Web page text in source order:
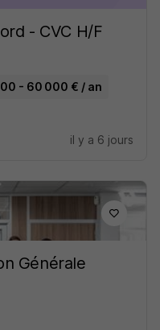
- CVC H/F
- 60 000 € / an
il y a 6 jours
Générale